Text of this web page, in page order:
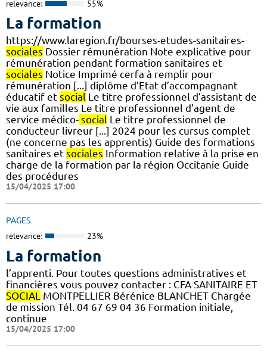
relevance: 55%
La formation
https://www.laregion.fr/bourses-etudes-sanitaires-
sociales Dossier rémunération Note explicative pour
rémunération pendant formation sanitaires et
sociales Notice Imprimé cerfa à remplir pour
rémunération [...] diplôme d’Etat d’accompagnant
éducatif et social Le titre professionnel d’assistant de
vie aux familles Le titre professionnel d’agent de
service médico- social Le titre professionnel de
conducteur livreur [...] 2024 pour les cursus complet
(ne concerne pas les apprentis) Guide des formations
sanitaires et sociales Information relative à la prise en
charge de la formation par la région Occitanie Guide
des procédures
15/04/2025 17:00
PAGES
relevance: 23%
La formation
l’apprenti. Pour toutes questions administratives et
financières vous pouvez contacter : CFA SANITAIRE ET
SOCIAL MONTPELLIER Bérénice BLANCHET Chargée
de mission Tél. 04 67 69 04 36 Formation initiale,
continue
15/04/2025 17:00